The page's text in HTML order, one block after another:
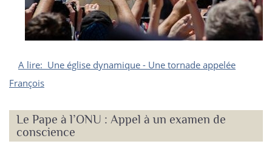
A lire: Une église dynamique - Une tornade appelée
François
Le Pape à l’ONU : Appel à un examen de
conscience